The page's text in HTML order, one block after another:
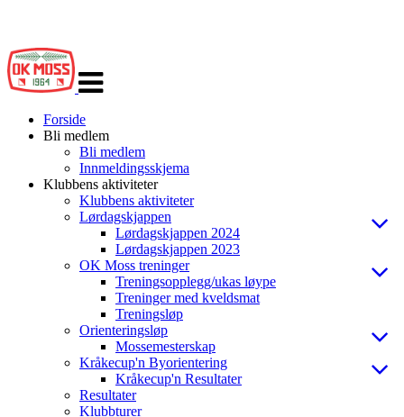
navigasjon
Forside
Bli medlem
Bli medlem
Innmeldingsskjema
Klubbens aktiviteter
Klubbens aktiviteter
Lørdagskjappen
Lørdagskjappen 2024
Lørdagskjappen 2023
OK Moss treninger
Treningsopplegg/ukas løype
Treninger med kveldsmat
Treningsløp
Orienteringsløp
Mossemesterskap
Kråkecup'n Byorientering
Kråkecup'n Resultater
Resultater
Klubbturer